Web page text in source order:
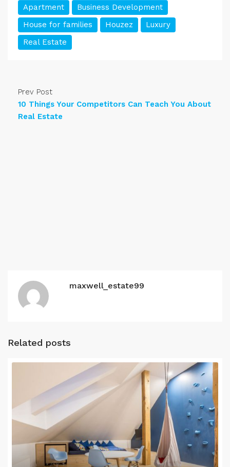
Apartment
Business Development
House for families
Houzez
Luxury
Real Estate
Prev Post
10 Things Your Competitors Can Teach You About
Real Estate
maxwell_estate99
Related posts